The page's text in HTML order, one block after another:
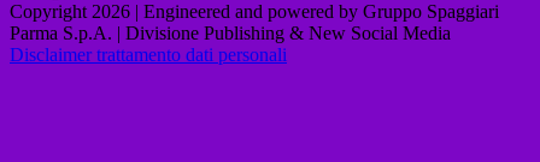
Copyright 2026 | Engineered and powered by Gruppo Spaggiari
Parma S.p.A. | Divisione Publishing & New Social Media
Disclaimer trattamento dati personali